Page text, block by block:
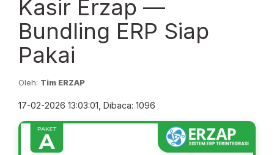
Kasir Erzap —
Bundling ERP Siap
Pakai
Oleh: Tim ERZAP
17-02-2026 13:03:01, Dibaca: 1096